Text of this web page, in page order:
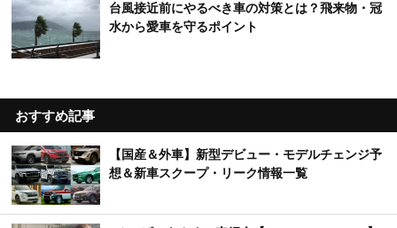
台風接近前にやるべき車の対策とは？飛来物・冠
水から愛車を守るポイント
おすすめ記事
【国産＆外車】新型デビュー・モデルチェンジ予
想＆新車スクープ・リーク情報一覧